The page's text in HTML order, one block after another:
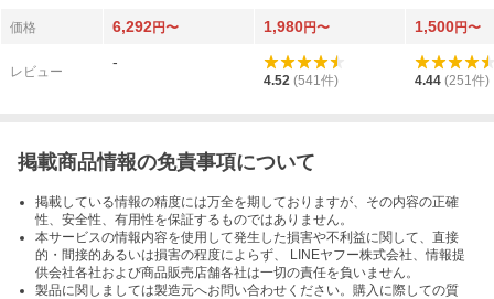
価格
6,292円〜 1,980円〜 1,500円〜
レビュー
-
4.52 (541件) 4.44 (251件)
掲載商品情報の免責事項について
掲載している情報の精度には万全を期しておりますが、その内容の正確
性、安全性、有用性を保証するものではありません。
本サービスの情報内容を使用して発生した損害や不利益に関して、直接
的・間接的あるいは損害の程度によらず、 LINEヤフー株式会社、情報提
供会社各社および商品販売店舗各社は一切の責任を負いません。
製品に関しましては製造元へお問い合わせください。購入に際しての質